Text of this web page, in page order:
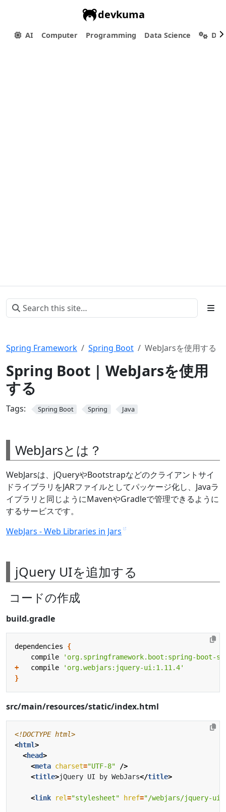
devkuma
AI Computer Programming Data Science
Spring Framework Spring Boot WebJarsを使用する
Spring Boot | WebJarsを使用
する
Tags: Spring Boot Spring Java
WebJarsとは？
WebJarsは、jQueryやBootstrapなどのクライアントサイ
ドライブラリをJARファイルとしてパッケージ化し、Javaラ
イブラリと同じようにMavenやGradleで管理できるように
するサービスです。
WebJars - Web Libraries in Jars
jQuery UIを追加する
コードの作成
build.gradle
dependencies
{
compile
'org.springframework.boot:spring-boot-
+
compile
'org.webjars:jquery-ui:1.11.4'
}
src/main/resources/static/index.html
<!DOCTYPE html>
<html>
<head>
<meta charset="UTF-8"
/>
<title>jQuery UI by WebJars</title>
<link rel="stylesheet" href="/webjars/jquery-